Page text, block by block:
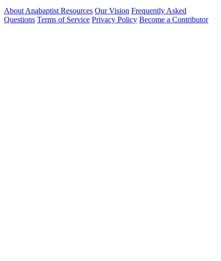
About Anabaptist Resources Our Vision Frequently Asked
Questions Terms of Service Privacy Policy Become a Contributor